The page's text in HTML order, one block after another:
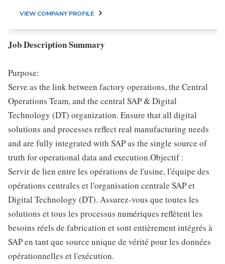
VIEW COMPANY PROFILE
Job Description Summary
Purpose:
Serve as the link between factory operations, the Central
Operations Team, and the central SAP & Digital
Technology (DT) organization. Ensure that all digital
solutions and processes reflect real manufacturing needs
and are fully integrated with SAP as the single source of
truth for operational data and execution.Objectif :
Servir de lien entre les opérations de l'usine, l'équipe des
opérations centrales et l'organisation centrale SAP et
Digital Technology (DT). Assurez-vous que toutes les
solutions et tous les processus numériques reflètent les
besoins réels de fabrication et sont entièrement intégrés à
SAP en tant que source unique de vérité pour les données
opérationnelles et l'exécution.